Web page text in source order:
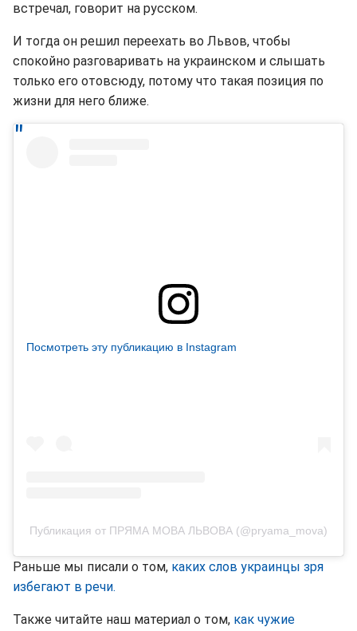
встречал, говорит на русском.
И тогда он решил переехать во Львов, чтобы
спокойно разговаривать на украинском и слышать
только его отовсюду, потому что такая позиция по
жизни для него ближе.
Посмотреть эту публикацию в Instagram
Публикация от ПРЯМА МОВА ЛЬВОВА (@pryama_mova)
Раньше мы писали о том, каких слов украинцы зря
избегают в речи.
Также читайте наш материал о том, как чужие